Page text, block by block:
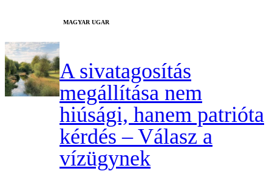
MAGYAR UGAR
A sivatagosítás
megállítása nem
hiúsági, hanem patrióta
kérdés – Válasz a
vízügynek